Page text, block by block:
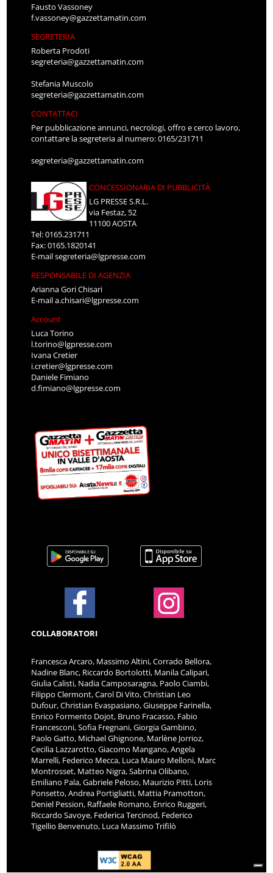
Fausto Vassoney
f.vassoney@gazzettamatin.com
SEGRETERIA
Roberta Prodoti
segreteria@gazzettamatin.com
Stefania Muscolo
segreteria@gazzettamatin.com
CONTATTACI
Per pubblicazione annunci, necrologi, offro e cerco lavoro,
contattare la segreteria al numero: 0165/231711
segreteria@gazzettamatin.com
CONCESSIONARIA DI PUBBLICITÀ
LG PRESSE S.R.L.
via Festaz, 52
11100 AOSTA
Tel: 0165.231711
Fax: 0165.1820141
E-mailsegreteria@lgpresse.com
RESPONSABILE DI AGENZIA
Arianna Gori Chisari
E-maila.chisari@lgpresse.com
Account
Luca Torino
l.torino@lgpresse.com
Ivana Cretier
i.cretier@lgpresse.com
Daniele Fimiano
d.fimiano@lgpresse.com
COLLABORATORI
Francesca Arcaro, Massimo Altini, Corrado Bellora,
Nadine Blanc, Riccardo Bortolotti, Manila Calipari,
Giulia Calisti, Nadia Camposaragna, Paolo Ciambi,
Filippo Clermont, Carol Di Vito, Christian Leo
Dufour, Christian Evaspasiano, Giuseppe Farinella,
Enrico Formento Dojot, Bruno Fracasso, Fabio
Francesconi, Sofia Fregnani, Giorgia Gambino,
Paolo Gatto, Michael Ghignone, Marlène Jorrioz,
Cecilia Lazzarotto, Giacomo Mangano, Angela
Marrelli, Federico Mecca, Luca Mauro Melloni, Marc
Montrosset, Matteo Nigra, Sabrina Olibano,
Emiliano Pala, Gabriele Peloso, Maurizio Pitti, Loris
Ponsetto, Andrea Portigliatti, Mattia Pramotton,
Deniel Pession, Raffaele Romano, Enrico Ruggeri,
Riccardo Savoye, Federica Tercinod, Federico
Tigellio Benvenuto, Luca Massimo Trifilò